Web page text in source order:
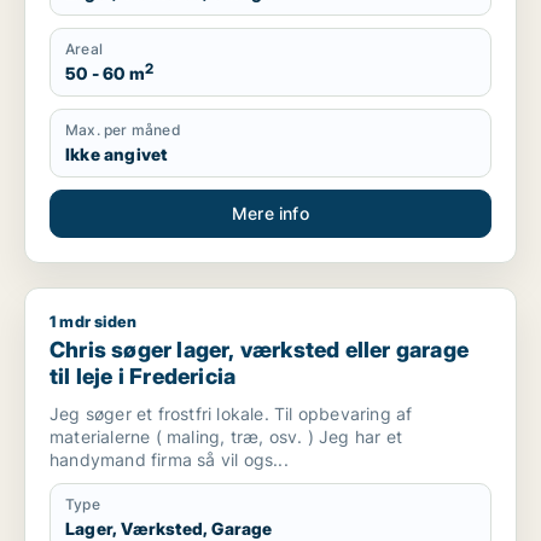
Areal
50 - 60 m2
Max. per måned
Ikke angivet
Mere info
Chris søger lager, værksted eller garage til leje i Fredericia
1 mdr siden
Chris søger lager, værksted eller garage
til leje i Fredericia
Jeg søger et frostfri lokale. Til opbevaring af
materialerne ( maling, træ, osv. ) Jeg har et
handymand firma så vil ogs...
Type
Lager, Værksted, Garage